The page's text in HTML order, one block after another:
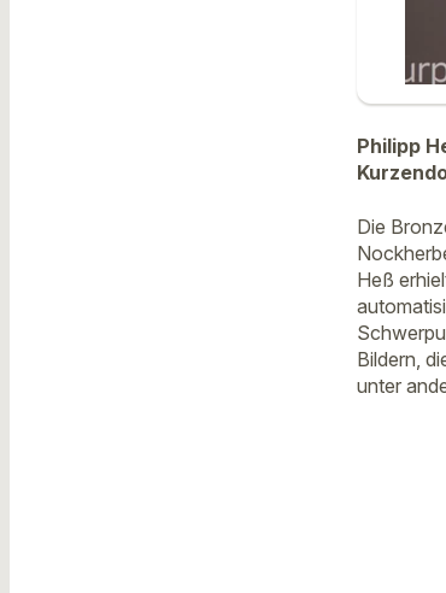
Philipp
Die
Heß
Bildern,
unter